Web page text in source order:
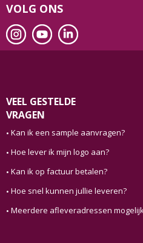
VOLG ONS
VEEL GESTELDE
VRAGEN
Kan ik een sample aanvragen?
Hoe lever ik mijn logo aan?
Kan ik op factuur betalen?
Hoe snel kunnen jullie leveren?
Meerdere afleveradressen